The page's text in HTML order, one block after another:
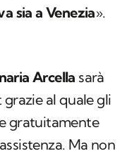
sia a Venezia».
Arcella sarà
al quale gli
gratuitamente
Ma non